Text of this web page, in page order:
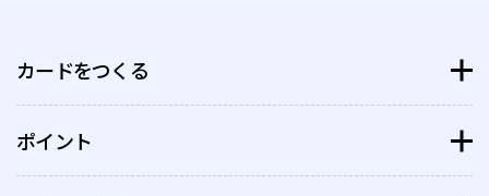
カードをつくる
大丸松坂屋カード
ポイント